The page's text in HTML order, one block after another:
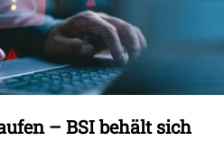
– BSI behält sich